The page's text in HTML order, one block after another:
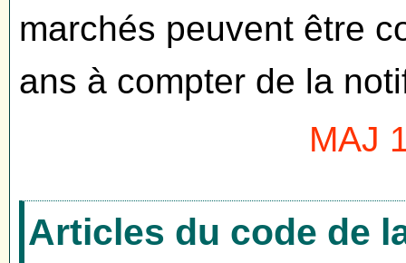
marchés peuvent être
ans à compter de la
MAJ
Articles du code de